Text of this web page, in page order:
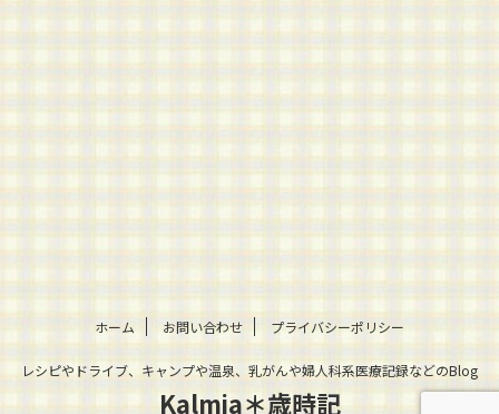
ホーム お問い合わせ プライバシーポリシー
レシピやドライブ、キャンプや温泉、乳がんや婦人科系医療記録などのBlog
Kalmia＊歳時記